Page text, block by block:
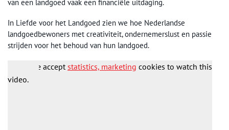
van een landgoed vaak een financiële uitdaging.
In Liefde voor het Landgoed zien we hoe Nederlandse
landgoedbewoners met creativiteit, ondernemerslust en passie
strijden voor het behoud van hun landgoed.
Please acceptstatistics, marketing cookies to watch this
video.